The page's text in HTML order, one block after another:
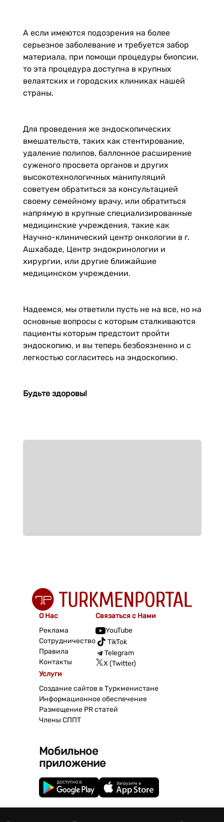
А если имеются подозрения на более
серьезное заболевание и требуется забор
материала, при помощи процедуры биопсии,
то эта процедура доступна в крупных
велаятских и городских клиниках нашей
страны.
Для проведения же эндоскопических
вмешательств, таких как стентирование,
удаление полипов, баллонное расширение
суженого просвета органов и других
высокотехнологичных манипуляций
советуем обратиться за консультацией
своему семейному врачу, или обратиться
напрямую в крупные специализированные
медицинские учреждения, такие как
Научно-клинический центр онкологии в г.
Ашхабаде, Центр эндокринологии и
хирургии, или другие ближайшие
медицинском учреждении.
Надеемся, мы ответили пусть не на все, но на
основные вопросы с которым сталкиваются
пациенты которым предстоит пройти
эндоскопию, и вы теперь безбоязненно и с
легкостью согласитесь на эндоскопию.
Будьте здоровы!
О Нас
Реклама
Сотрудничество
Правила
Контакты
Связаться с Нами
YouTube
TikTok
Telegram
X (Twitter)
Услуги
Создание сайтов в Туркменистане
Информационное обеспечение
Размещение PR статей
Члены СППТ
Мобильное
приложение